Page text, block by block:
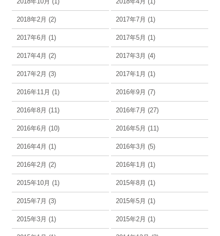
2018年2月 (2) 2017年7月 (1)
2017年6月 (1) 2017年5月 (1)
2017年4月 (2) 2017年3月 (4)
2017年2月 (3) 2017年1月 (1)
2016年11月 (1) 2016年9月 (7)
2016年8月 (11) 2016年7月 (27)
2016年6月 (10) 2016年5月 (11)
2016年4月 (1) 2016年3月 (5)
2016年2月 (2) 2016年1月 (1)
2015年10月 (1) 2015年8月 (1)
2015年7月 (3) 2015年5月 (1)
2015年3月 (1) 2015年2月 (1)